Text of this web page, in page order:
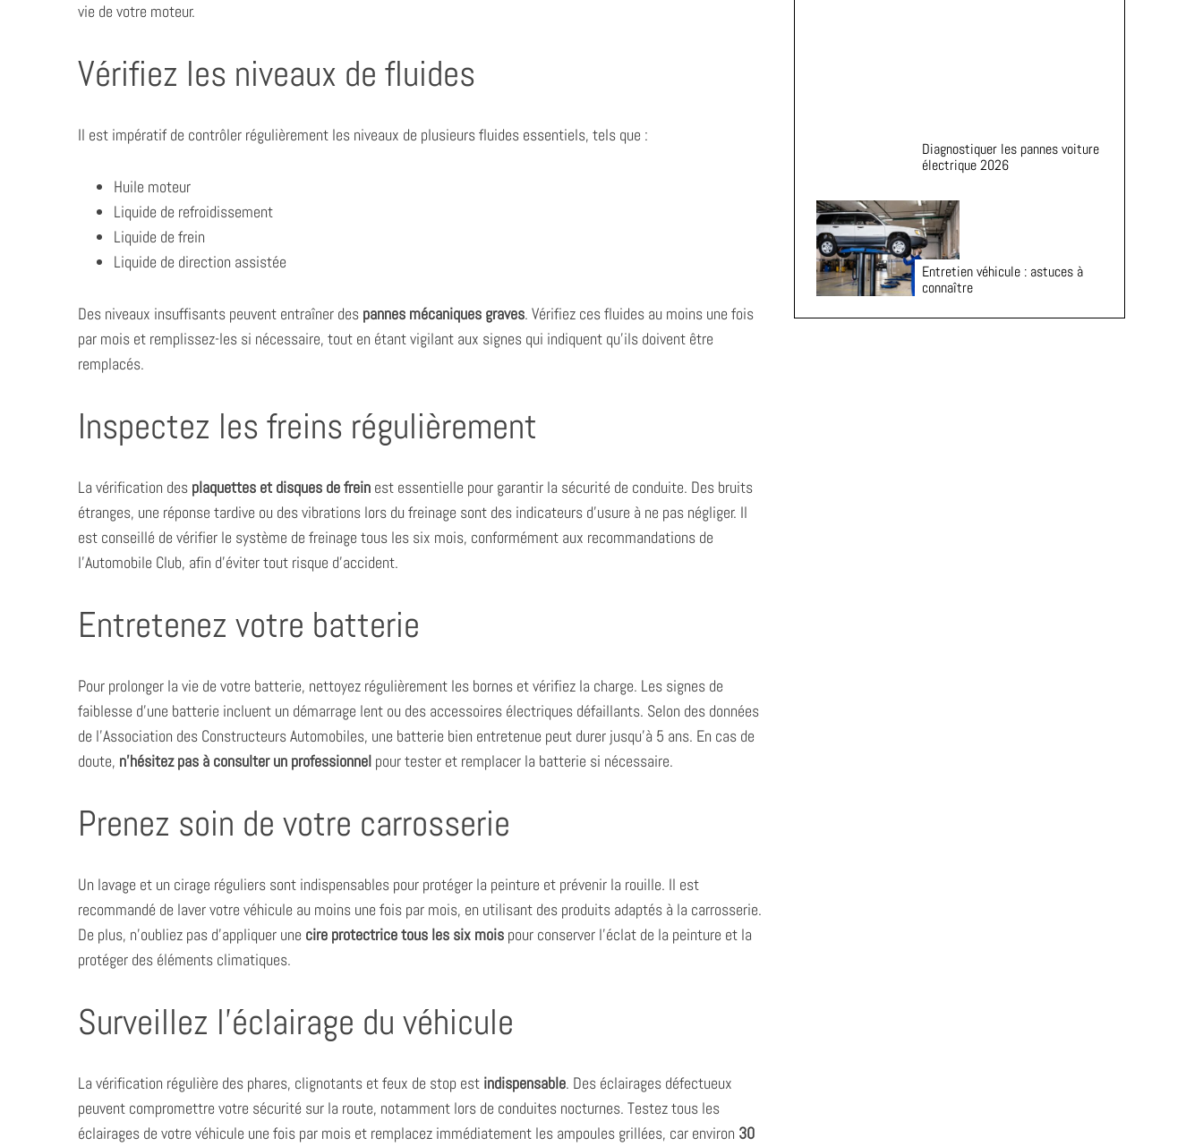
vie de votre moteur.
Vérifiez les niveaux de fluides
Il est impératif de contrôler régulièrement les niveaux de plusieurs fluides essentiels, tels que :
Huile moteur
Liquide de refroidissement
Liquide de frein
Liquide de direction assistée
Des niveaux insuffisants peuvent entraîner des pannes mécaniques graves. Vérifiez ces fluides au moins une fois
par mois et remplissez-les si nécessaire, tout en étant vigilant aux signes qui indiquent qu’ils doivent être
remplacés.
Inspectez les freins régulièrement
La vérification des plaquettes et disques de frein est essentielle pour garantir la sécurité de conduite. Des bruits
étranges, une réponse tardive ou des vibrations lors du freinage sont des indicateurs d’usure à ne pas négliger. Il
est conseillé de vérifier le système de freinage tous les six mois, conformément aux recommandations de
l’Automobile Club, afin d’éviter tout risque d’accident.
Entretenez votre batterie
Pour prolonger la vie de votre batterie, nettoyez régulièrement les bornes et vérifiez la charge. Les signes de
faiblesse d’une batterie incluent un démarrage lent ou des accessoires électriques défaillants. Selon des données
de l’Association des Constructeurs Automobiles, une batterie bien entretenue peut durer jusqu’à 5 ans. En cas de
doute, n’hésitez pas à consulter un professionnel pour tester et remplacer la batterie si nécessaire.
Prenez soin de votre carrosserie
Un lavage et un cirage réguliers sont indispensables pour protéger la peinture et prévenir la rouille. Il est
recommandé de laver votre véhicule au moins une fois par mois, en utilisant des produits adaptés à la carrosserie.
De plus, n’oubliez pas d’appliquer une cire protectrice tous les six mois pour conserver l’éclat de la peinture et la
protéger des éléments climatiques.
Surveillez l’éclairage du véhicule
La vérification régulière des phares, clignotants et feux de stop est indispensable. Des éclairages défectueux
peuvent compromettre votre sécurité sur la route, notamment lors de conduites nocturnes. Testez tous les
éclairages de votre véhicule une fois par mois et remplacez immédiatement les ampoules grillées, car environ 30
Diagnostiquer les pannes voiture
électrique 2026
Entretien véhicule : astuces à
connaître